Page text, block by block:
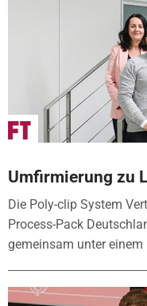
Umfirmierung zu
Die Poly-clip System
Process-Pack
gemeinsam unter einem